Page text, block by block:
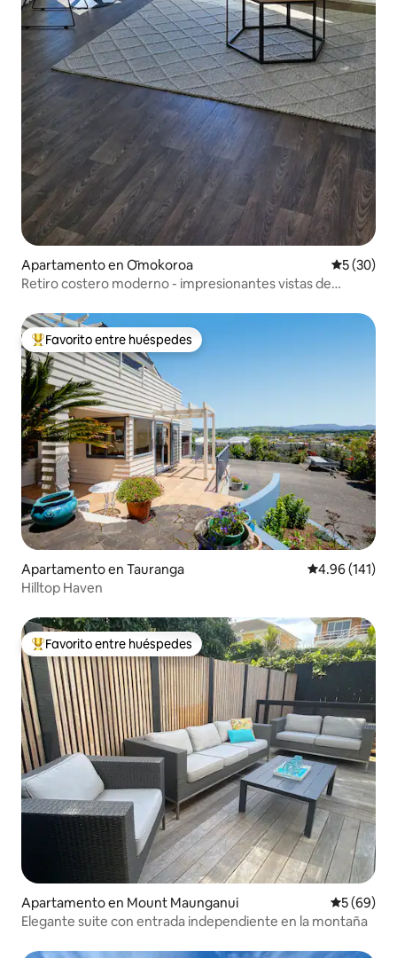
Apartamento en Ōmokoroa
5 (30)
Retiro costero moderno - impresionantes vistas de
Favorito entre huéspedes preferido
Favorito entre huéspedes
Apartamento en Tauranga Calificación
4.96 (141)
Hilltop Haven
Favorito entre huéspedes preferido
Favorito entre huéspedes
Apartamento en Mount Maunganui
5 (69)
Elegante suite con entrada independiente en la montaña